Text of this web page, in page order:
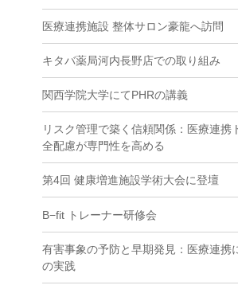
医療連携施設 整体サロン豪龍へ訪問
キタバ薬局河内長野店での取り組み
関西学院大学にてPHRの講義
リスク管理で築く信頼関係：医療連携
全配慮が専門性を高める
第4回 健康増進施設学術大会に登壇
B−fit トレーナー研修会
有害事象の予防と早期発見：医療連携
の実践